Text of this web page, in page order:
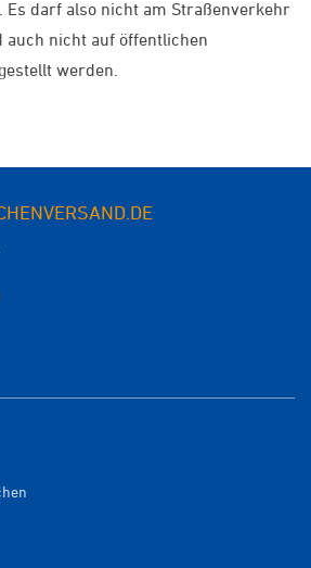
Es darf also nicht am Straßenverkehr
auch nicht auf öffentlichen
werden.